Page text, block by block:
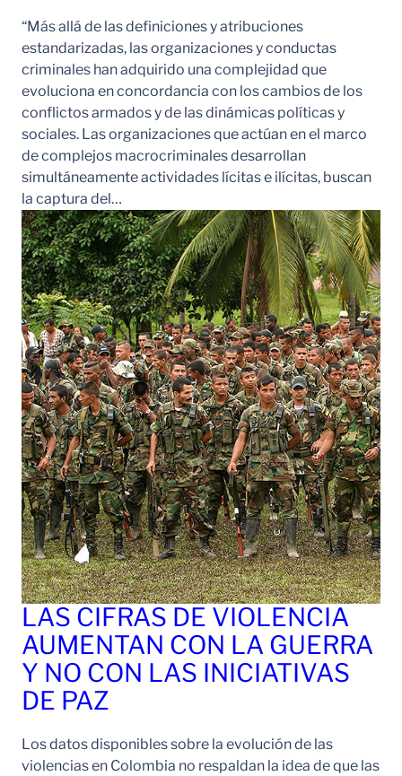
“Más allá de las definiciones y atribuciones
estandarizadas, las organizaciones y conductas
criminales han adquirido una complejidad que
evoluciona en concordancia con los cambios de los
conflictos armados y de las dinámicas políticas y
sociales. Las organizaciones que actúan en el marco
de complejos macrocriminales desarrollan
simultáneamente actividades lícitas e ilícitas, buscan
la captura del…
LAS CIFRAS DE VIOLENCIA
AUMENTAN CON LA GUERRA
Y NO CON LAS INICIATIVAS
DE PAZ
Los datos disponibles sobre la evolución de las
violencias en Colombia no respaldan la idea de que las